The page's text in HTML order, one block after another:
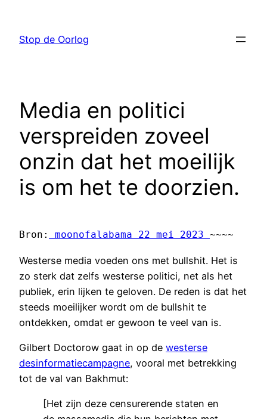
Stop de Oorlog
Media en politici
verspreiden zoveel
onzin dat het moeilijk
is om het te doorzien.
Bron: moonofalabama 22 mei 2023 ~~~~
Westerse media voeden ons met bullshit. Het is
zo sterk dat zelfs westerse politici, net als het
publiek, erin lijken te geloven. De reden is dat het
steeds moeilijker wordt om de bullshit te
ontdekken, omdat er gewoon te veel van is.
Gilbert Doctorow gaat in op de westerse
desinformatiecampagne, vooral met betrekking
tot de val van Bakhmut:
[Het zijn deze censurerende staten en